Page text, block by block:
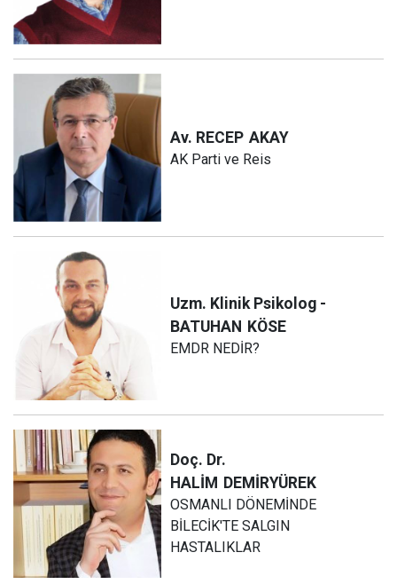
Av. RECEP AKAY
AK Parti ve Reis
Uzm. Klinik Psikolog -
BATUHAN KÖSE
EMDR NEDİR?
Doç. Dr.
HALİM DEMİRYÜREK
OSMANLI DÖNEMİNDE
BİLECİK'TE SALGIN
HASTALIKLAR